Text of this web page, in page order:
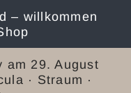
– willkommen
am 29. August
· Straum ·